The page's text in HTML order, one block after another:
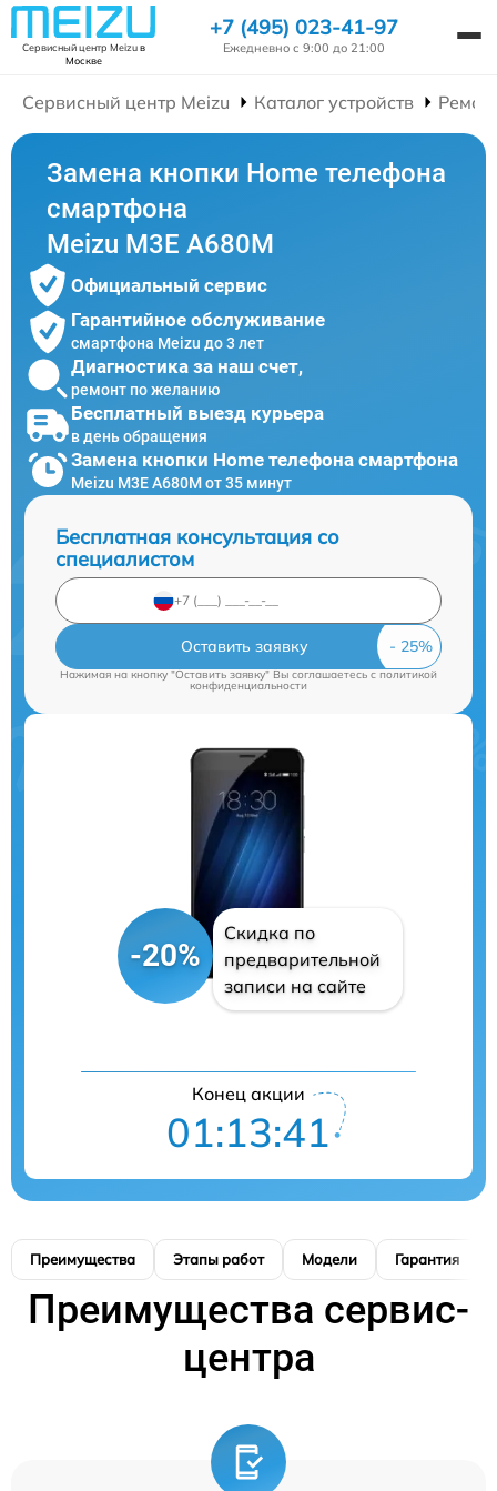
Сервисный центр Meizuв
Москве
+7 (495) 023-41-97
Ежедневно с 9:00 до 21:00
Сервисный центр Meizu Каталог устройств
Замена кнопки Home телефона
смартфона
Meizu M3E A680M
Официальный сервис
Гарантийное обслуживание
смартфона Meizu до 3 лет
Диагностика за наш счет,
ремонт по желанию
Бесплатный выезд курьера
в день обращения
Замена кнопки Home телефона смартфона
Meizu M3E A680M от 35 минут
Бесплатная консультация со
специалистом
Оставить заявку
Нажимая на кнопку "Оставить заявку" Вы соглашаетесь cполитикой
конфиденциальности
-20%
Скидка по
предварительной
записи на сайте
Конец акции
01:13:41
Преимущества Этапы работ Модели Гарантия
Преимущества сервис-
центра